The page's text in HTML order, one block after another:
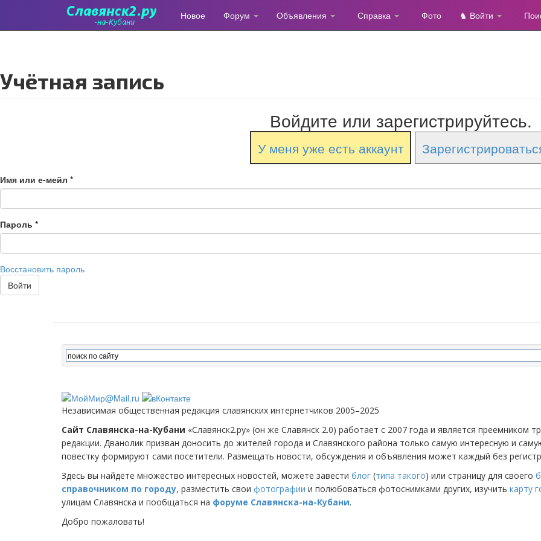
содержанию
Новое Форум Объявления Справка Фото ♞ Войти
Учётная запись
Войдите или зарегистрируйтесь.
У меня уже есть аккаунт
Имя или е-мейл *
Пароль *
Восстановить пароль
Войти
Независимая общественная редакция славянских интернетчиков 2005–2025
Сайт Славянска-на-Кубани «Славянск2.ру» (он же Славянск 2.0) работает с 2007 года и является преемником
редакции. Дванолик призван доносить до жителей города и Славянского района только самую интересную и
повестку формируют сами посетители. Размещать новости, обсуждения и объявления может каждый без
Здесь вы найдете множество интересных новостей, можете завести блог (типа такого) или страницу для своего
справочником по городу, разместить свои фотографии и полюбоваться фотоснимками других, изучить карту
улицам Славянска и пообщаться на форуме Славянска-на-Кубани.
Добро пожаловать!